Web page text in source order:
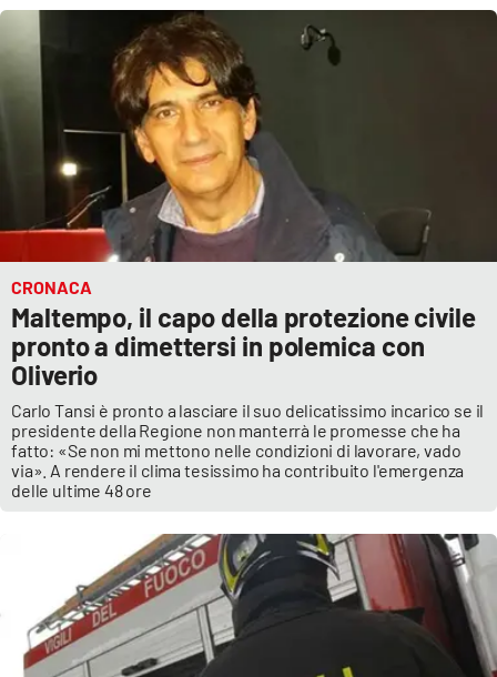
LAC
NETWORK
Lacplay.it
Lactv.it
Laconair.it
Lacitymag.it
Lacapitalenews.it
Ilreggino.it
Ilvibonese.it
Catanzarochannel.it
CRONACA
Maltempo, il capo della protezione civile
pronto a dimettersi in polemica con
Oliverio
Carlo Tansi è pronto a lasciare il suo delicatissimo incarico se il
presidente della Regione non manterrà le promesse che ha
fatto: «Se non mi mettono nelle condizioni di lavorare, vado
via». A rendere il clima tesissimo ha contribuito l'emergenza
delle ultime 48 ore